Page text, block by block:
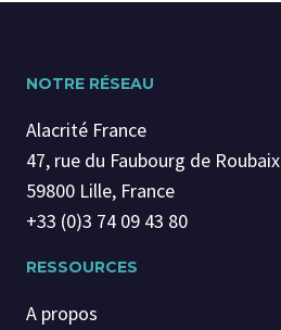
NOTRE RÉSEAU
Alacrité France
47, rue du Faubourg de Roubaix
59800 Lille, France
+33 (0)3 74 09 43 80
RESSOURCES
A propos